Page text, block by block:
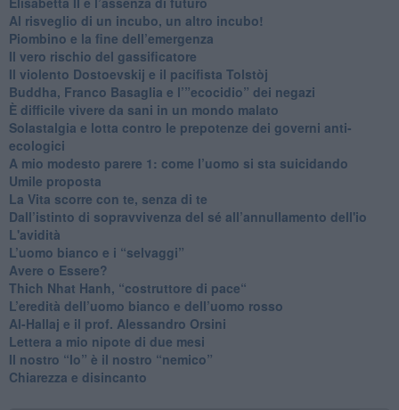
Al risveglio di un incubo, un altro incubo!
​Piombino e la fine dell’emergenza
​Il vero rischio del gassificatore
​Il violento Dostoevskij e il pacifista Tolstòj
​Buddha, Franco Basaglia e l’”ecocidio” dei negazi
​È difficile vivere da sani in un mondo malato
Solastalgia e lotta contro le prepotenze dei governi anti-
ecologici
​A mio modesto parere 1: come l’uomo si sta suicidando
​Umile proposta
​La Vita scorre con te, senza di te
​Dall’istinto di sopravvivenza del sé all’annullamento dell'io
L'avidità
​L’uomo bianco e i “selvaggi”
​Avere o Essere?
​Thich Nhat Hanh, “costruttore di pace“
​L’eredità dell’uomo bianco e dell’uomo rosso
Al-Hallaj e il prof. Alessandro Orsini
​Lettera a mio nipote di due mesi
​Il nostro “Io” è il nostro “nemico”
​Chiarezza e disincanto